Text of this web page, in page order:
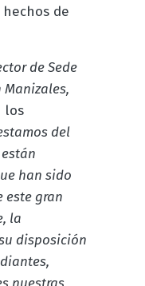
de
de Sede
los
del
han sido
este gran
la
disposición